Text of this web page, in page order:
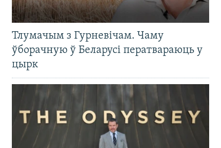
Тлумачым з Гурневічам. Чаму
ўборачную ў Беларусі ператвараюць у
цырк